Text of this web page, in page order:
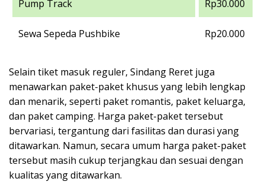
Pump Track Rp30.000
Sewa Sepeda Pushbike Rp20.000
Selain tiket masuk reguler, Sindang Reret juga
menawarkan paket-paket khusus yang lebih lengkap
dan menarik, seperti paket romantis, paket keluarga,
dan paket camping. Harga paket-paket tersebut
bervariasi, tergantung dari fasilitas dan durasi yang
ditawarkan. Namun, secara umum harga paket-paket
tersebut masih cukup terjangkau dan sesuai dengan
kualitas yang ditawarkan.